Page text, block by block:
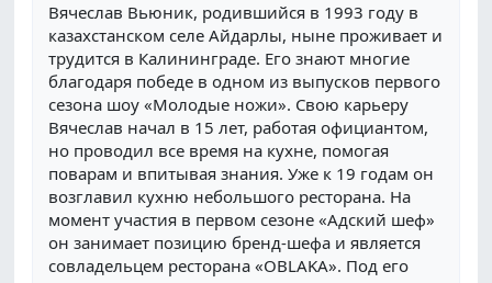
Вячеслав Вьюник, родившийся в 1993 году в
казахстанском селе Айдарлы, ныне проживает и
трудится в Калининграде. Его знают многие
благодаря победе в одном из выпусков первого
сезона шоу «Молодые ножи». Свою карьеру
Вячеслав начал в 15 лет, работая официантом,
но проводил все время на кухне, помогая
поварам и впитывая знания. Уже к 19 годам он
возглавил кухню небольшого ресторана. На
момент участия в первом сезоне «Адский шеф»
он занимает позицию бренд-шефа и является
совладельцем ресторана «OBLAKA». Под его